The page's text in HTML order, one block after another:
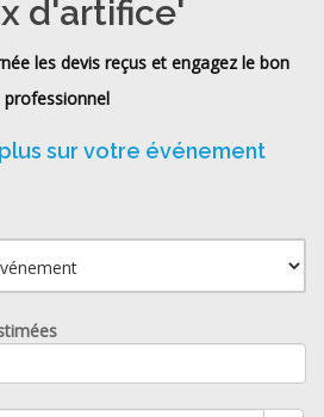
d'artifice'
les devis reçus et engagez le bon
professionnel
sur votre événement